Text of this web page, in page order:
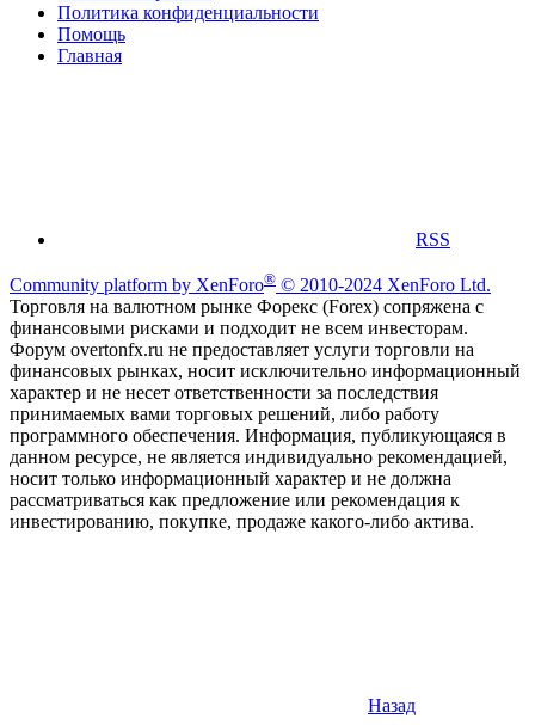
Политика конфиденциальности
Помощь
Главная
RSS
Community platform by XenForo® © 2010-2024 XenForo Ltd.
Торговля на валютном рынке Форекс (Forex) сопряжена с
финансовыми рисками и подходит не всем инвесторам.
Форум overtonfx.ru не предоставляет услуги торговли на
финансовых рынках, носит исключительно информационный
характер и не несет ответственности за последствия
принимаемых вами торговых решений, либо работу
программного обеспечения. Информация, публикующаяся в
данном ресурсе, не является индивидуально рекомендацией,
носит только информационный характер и не должна
рассматриваться как предложение или рекомендация к
инвестированию, покупке, продаже какого-либо актива.
Назад